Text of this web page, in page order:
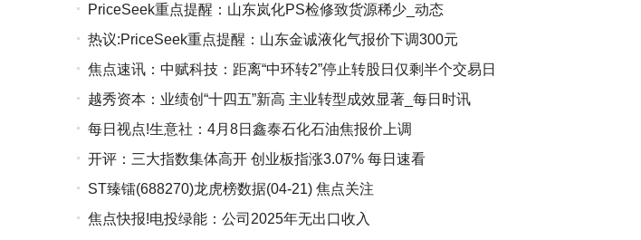
PriceSeek重点提醒：山东岚化PS检修致货源稀少_动态
热议:PriceSeek重点提醒：山东金诚液化气报价下调300元
焦点速讯：中赋科技：距离“中环转2”停止转股日仅剩半个交易日
越秀资本：业绩创“十四五”新高 主业转型成效显著_每日时讯
每日视点!生意社：4月8日鑫泰石化石油焦报价上调
开评：三大指数集体高开 创业板指涨3.07% 每日速看
ST臻镭(688270)龙虎榜数据(04-21) 焦点关注
焦点快报!电投绿能：公司2025年无出口收入